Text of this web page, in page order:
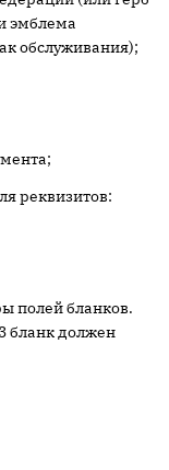
эмблема
обслуживания);
реквизитов:
полей бланков.
бланк должен